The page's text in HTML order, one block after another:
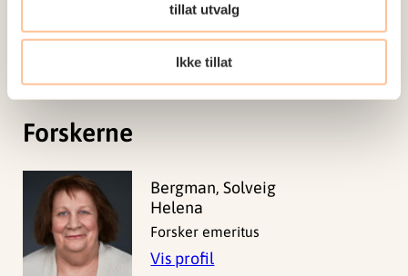
tillat utvalg
Ikke tillat
Forskerne
Bergman, Solveig
Helena
Forsker emeritus
Vis profil